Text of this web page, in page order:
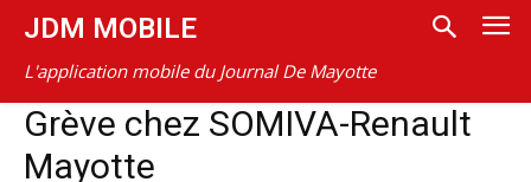
JDM MOBILE
L'application mobile du Journal De Mayotte
Grève chez SOMIVA-Renault
Mayotte